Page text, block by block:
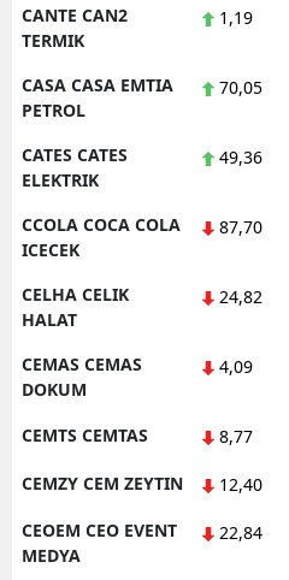
CANTE CAN2
TERMIK
1,19
CASA CASA EMTIA
PETROL
70,05
CATES CATES
ELEKTRIK
49,36
CCOLA COCA COLA
ICECEK
87,70
CELHA CELIK
HALAT
24,82
CEMAS CEMAS
DOKUM
4,09
CEMTS CEMTAS 8,77
CEMZY CEM ZEYTIN 12,40
CEOEM CEO EVENT
MEDYA
22,84